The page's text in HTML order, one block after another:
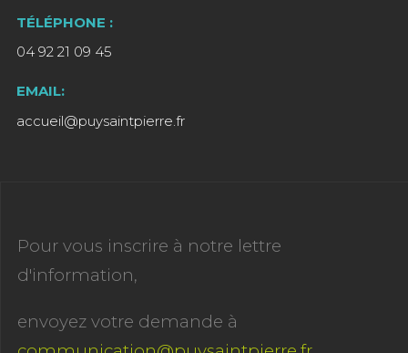
TÉLÉPHONE :
04 92 21 09 45
EMAIL:
accueil@puysaintpierre.fr
Pour vous inscrire à notre lettre
d'information,
envoyez votre demande à